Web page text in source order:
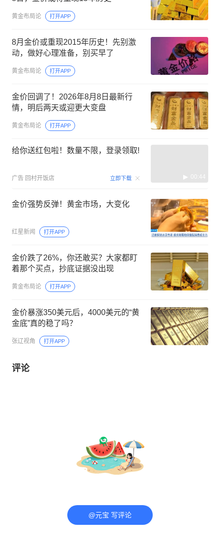
黄金布局论 打开APP
8月金价或重现2015年历史！先别激
动，做好心理准备，别买早了
黄金布局论 打开APP
金价回调了！2026年8月8日最新行
情，明后两天或迎更大变盘
黄金布局论 打开APP
给你送红包啦！数量不限，登录领取!
广告 回村开饭店 立即下载 00:44
金价强势反弹！黄金市场，大变化
红星新闻 打开APP
金价跌了26%，你还敢买？大家都盯
着那个买点，抄底证据没出现
黄金布局论 打开APP
金价暴涨350美元后，4000美元的“黄
金底”真的稳了吗？
张辽视角 打开APP
评论
@元宝 写评论